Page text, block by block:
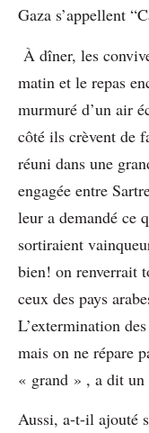
Gaza s’appellent
À dîner, les
matin et le repas
murmuré d’un air
côté ils crèvent de
réuni dans une
engagée entre
leur a demandé ce
sortiraient
bien! on renverrait
ceux des pays
L’extermination
mais on ne répare
« grand » , a dit
Aussi, a-t-il ajouté